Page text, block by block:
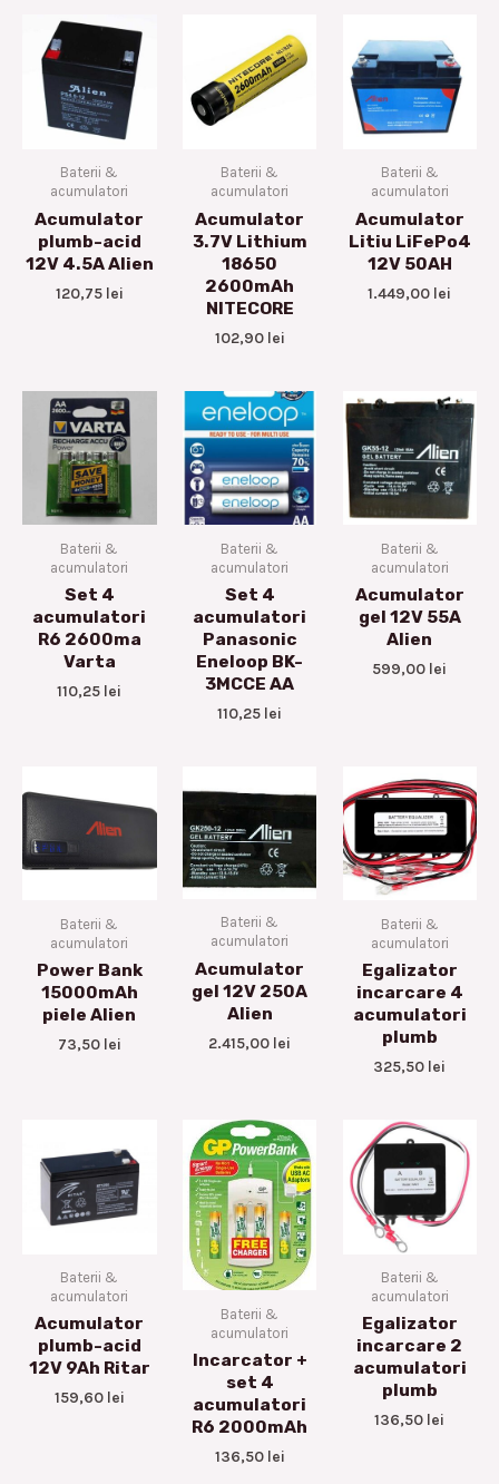
Baterii &
acumulatori
Acumulator
plumb-acid
12V 4.5A Alien
120,75 lei
Baterii &
acumulatori
Acumulator
3.7V Lithium
18650
2600mAh
NITECORE
102,90 lei
Baterii &
acumulatori
Acumulator
Litiu LiFePo4
12V 50AH
1.449,00 lei
Baterii &
acumulatori
Set 4
acumulatori
R6 2600ma
Varta
110,25 lei
Baterii &
acumulatori
Set 4
acumulatori
Panasonic
Eneloop BK-
3MCCE AA
110,25 lei
Baterii &
acumulatori
Acumulator
gel 12V 55A
Alien
599,00 lei
Baterii &
acumulatori
Power Bank
15000mAh
piele Alien
73,50 lei
Baterii &
acumulatori
Acumulator
gel 12V 250A
Alien
2.415,00 lei
Baterii &
acumulatori
Egalizator
incarcare 4
acumulatori
plumb
325,50 lei
Baterii &
acumulatori
Acumulator
plumb-acid
12V 9Ah Ritar
159,60 lei
Baterii &
acumulatori
Incarcator +
set 4
acumulatori
R6 2000mAh
136,50 lei
Baterii &
acumulatori
Egalizator
incarcare 2
acumulatori
plumb
136,50 lei